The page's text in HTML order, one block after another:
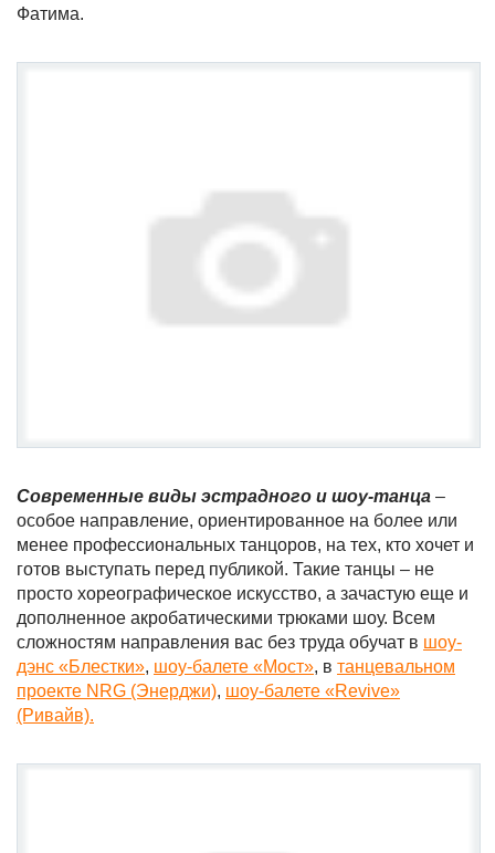
Фатима.
Современные виды эстрадного и шоу-танца –
особое направление, ориентированное на более или
менее профессиональных танцоров, на тех, кто хочет и
готов выступать перед публикой. Такие танцы – не
просто хореографическое искусство, а зачастую еще и
дополненное акробатическими трюками шоу. Всем
сложностям направления вас без труда обучат в шоу-
дэнс «Блестки», шоу-балете «Мост», в танцевальном
проекте NRG (Энерджи), шоу-балете «Revive»
(Ривайв).